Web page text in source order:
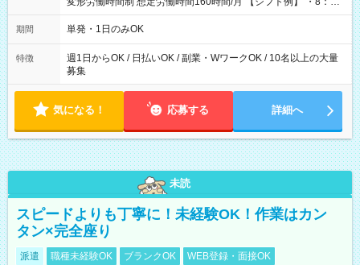
～21：00
期間 単発・1日のみOK
特徴
週1日からOK / 日払いOK / 副業・WワークOK / 10名以上の大量
募集
気になる！ 応募する 詳細へ
未読
スピードよりも丁寧に！未経験OK！作業はカン
タン×完全座り
派遣 職種未経験OK ブランクOK WEB登録・面接OK